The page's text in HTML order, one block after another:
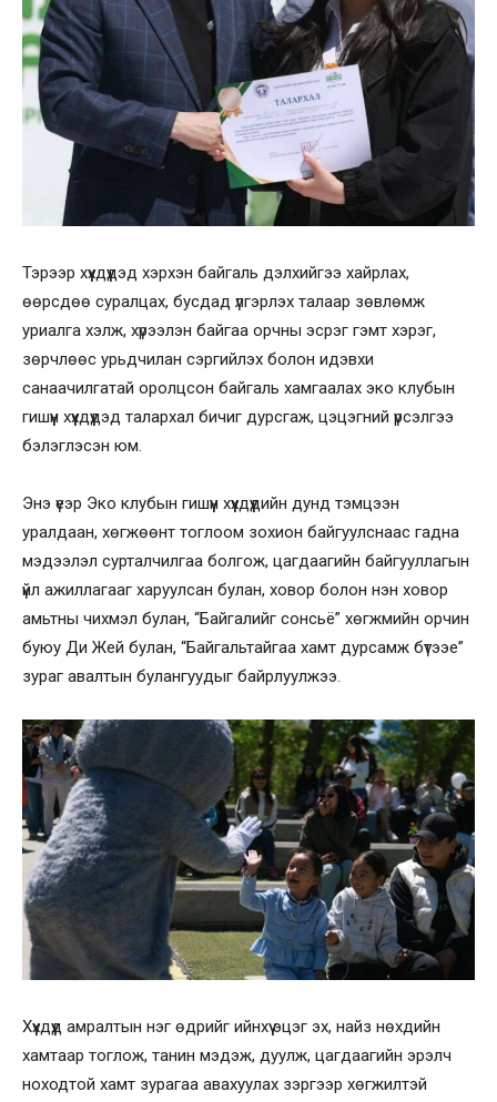
Тэрээр хүүхдүүдэд хэрхэн байгаль дэлхийгээ хайрлах,
өөрсдөө суралцах, бусдад үлгэрлэх талаар зөвлөмж
уриалга хэлж, хүрээлэн байгаа орчны эсрэг гэмт хэрэг,
зөрчлөөс урьдчилан сэргийлэх болон идэвхи
санаачилгатай оролцсон байгаль хамгаалах эко клубын
гишүүн хүүхдүүдэд талархал бичиг дурсгаж, цэцэгний үрсэлгээ
бэлэглэсэн юм.
Энэ үеэр Эко клубын гишүүн хүүхдүүдийн дунд тэмцээн
уралдаан, хөгжөөнт тоглоом зохион байгуулснаас гадна
мэдээлэл сурталчилгаа болгож, цагдаагийн байгууллагын
үйл ажиллагааг харуулсан булан, ховор болон нэн ховор
амьтны чихмэл булан, “Байгалийг сонсьё” хөгжмийн орчин
буюу Ди Жей булан, “Байгальтайгаа хамт дурсамж бүтээе”
зураг авалтын булангуудыг байрлуулжээ.
Хүүхдүүд амралтын нэг өдрийг ийнхүү эцэг эх, найз нөхдийн
хамтаар тоглож, танин мэдэж, дуулж, цагдаагийн эрэлч
ноходтой хамт зурагаа авахуулах зэргээр хөгжилтэй